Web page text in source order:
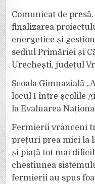
Comunicat de
finalizarea
energetice și
sediul Primăriei și
Urechești, județul
Școala Gimnazială
locul I între școlile
la Evaluarea
Fermierii vrânceni
prețuri prea mici la
și piață tot mai
chestiunea
fermierii au spus